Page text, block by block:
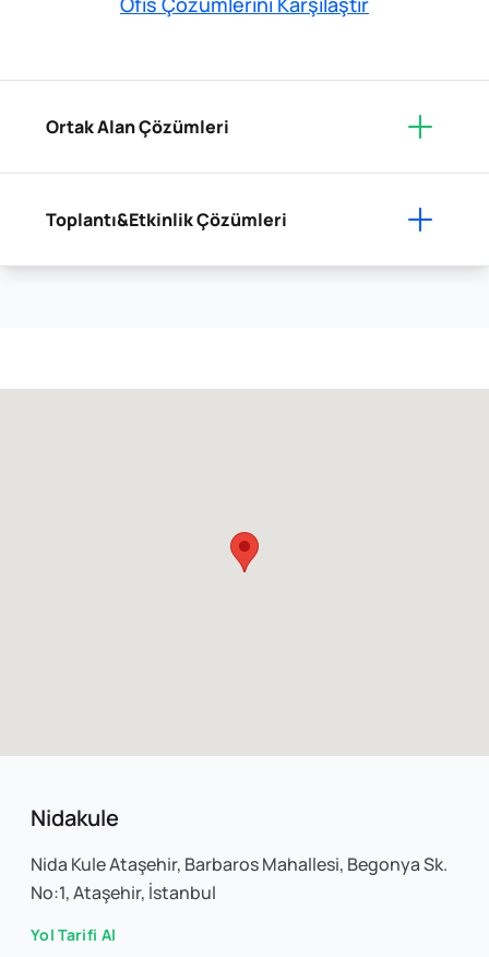
Ortak Alan Çözümleri
Toplantı&Etkinlik Çözümleri
Nidakule
Nida Kule Ataşehir, Barbaros Mahallesi, Begonya Sk.
No:1, Ataşehir, İstanbul
Yol Tarifi Al